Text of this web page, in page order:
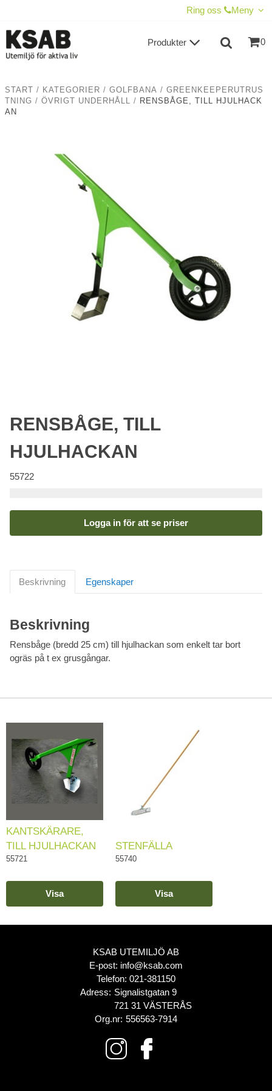
Ring oss Meny
0
Produkter
START / KATEGORIER / GOLFBANA / GREENKEEPERUTRUS
TNING / ÖVRIGT UNDERHÅLL / RENSBÅGE, TILL HJULHACK
AN
RENSBÅGE, TILL
HJULHACKAN
55722
Logga in för att se priser
Beskrivning Egenskaper
Beskrivning
Rensbåge (bredd 25 cm) till hjulhackan som enkelt tar bort
ogräs på t ex grusgångar.
KANTSKÄRARE,
TILL HJULHACKAN
55721
Visa
STENFÄLLA
55740
Visa
KSAB UTEMILJÖ AB
E-post: info@ksab.com
Telefon: 021-381150
Adress: Signalistgatan 9
721 31 VÄSTERÅS
Org.nr: 556563-7914
TILL KASSAN